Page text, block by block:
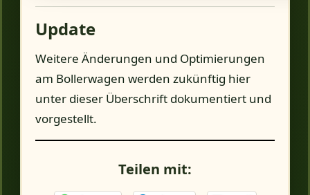
Update
Weitere Änderungen und Optimierungen
am Bollerwagen werden zukünftig hier
unter dieser Überschrift dokumentiert und
vorgestellt.
Teilen mit: